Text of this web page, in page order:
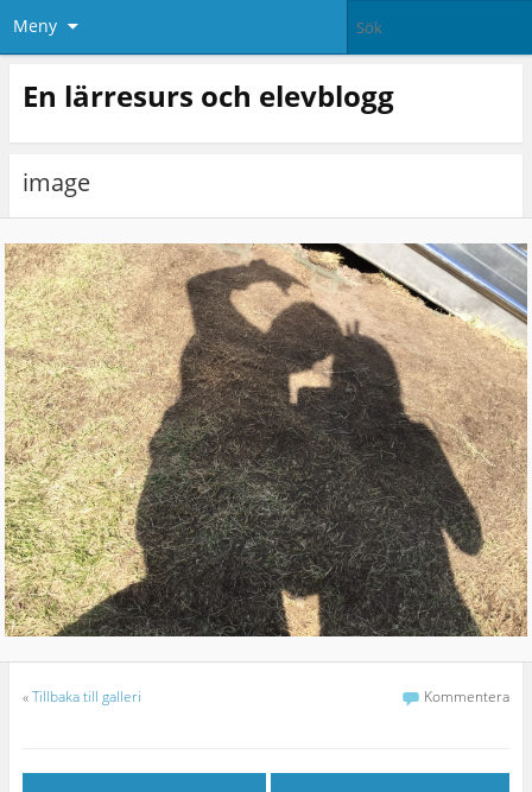
Meny
En lärresurs och elevblogg
image
«Tillbaka till galleri Kommentera